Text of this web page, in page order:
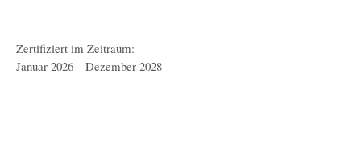
Zertifiziert im Zeitraum:
Januar 2026 – Dezember 2028